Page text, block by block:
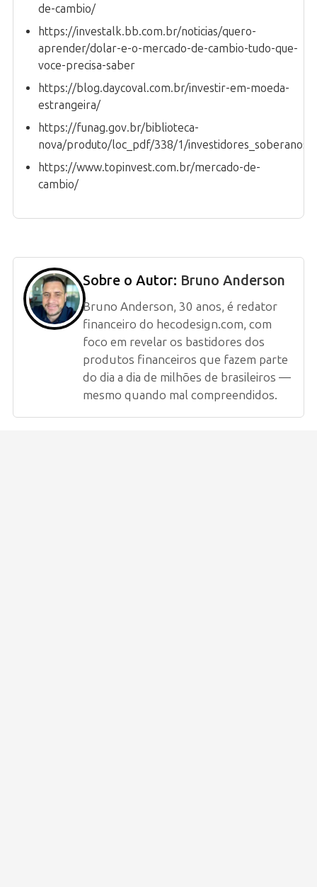
de-cambio/
https://investalk.bb.com.br/noticias/quero-
aprender/dolar-e-o-mercado-de-cambio-tudo-que-
voce-precisa-saber
https://blog.daycoval.com.br/investir-em-moeda-
estrangeira/
https://funag.gov.br/biblioteca-
nova/produto/loc_pdf/338/1/
https://www.topinvest.com.br/mercado-de-
cambio/
Sobre o Autor: Bruno Anderson
Bruno Anderson, 30 anos, é redator
financeiro do hecodesign.com, com
foco em revelar os bastidores dos
produtos financeiros que fazem parte
do dia a dia de milhões de brasileiros —
mesmo quando mal compreendidos.